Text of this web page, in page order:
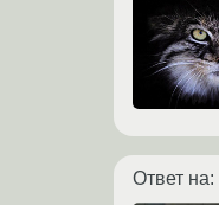
Ответ на: